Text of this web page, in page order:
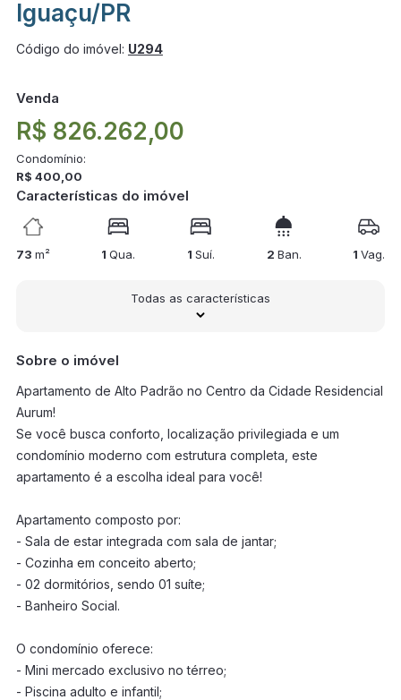
Iguaçu/PR
Código do imóvel: U294
Venda
R$ 826.262,00
Condomínio:
R$ 400,00
Características do imóvel
73 m² 1Qua. 1 Suí. 2 Ban. 1Vag.
Todas as características
Sobre o imóvel
Apartamento de Alto Padrão no Centro da Cidade Residencial
Aurum!
Se você busca conforto, localização privilegiada e um
condomínio moderno com estrutura completa, este
apartamento é a escolha ideal para você!
Apartamento composto por:
- Sala de estar integrada com sala de jantar;
- Cozinha em conceito aberto;
- 02 dormitórios, sendo 01 suíte;
- Banheiro Social.
O condomínio oferece:
- Mini mercado exclusivo no térreo;
- Piscina adulto e infantil;